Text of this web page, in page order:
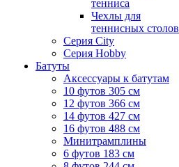
тенниса
Чехлы для
теннисных столов
Серия City
Серия Hobby
Батуты
Аксессуары к батутам
10 футов 305 см
12 футов 366 см
14 футов 427 см
16 футов 488 см
Минитрамплины
6 футов 183 см